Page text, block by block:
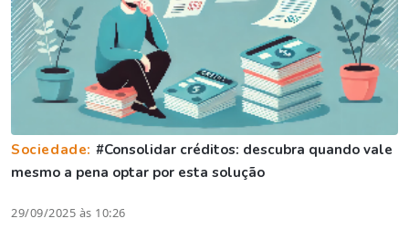
Sociedade: #Consolidar créditos: descubra quando vale
mesmo a pena optar por esta solução
29/09/2025 às 10:26